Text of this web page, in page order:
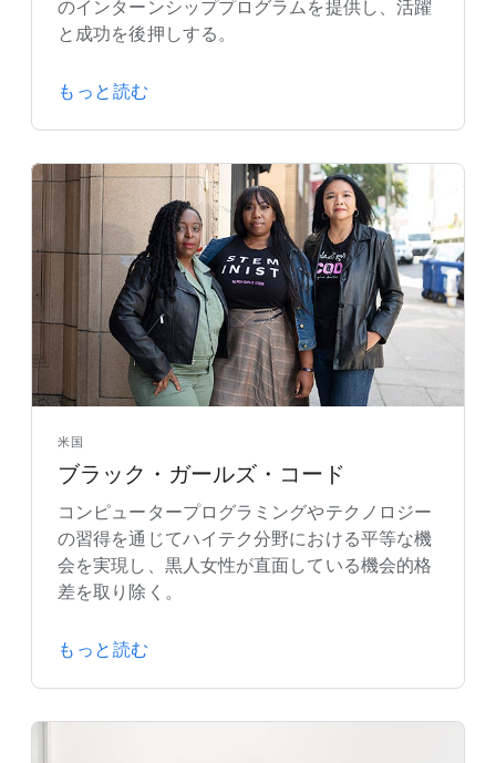
のインターンシッププログラムを提供し、活躍
と成功を後押しする。
もっと読む
米国
ブラック・ガールズ・コード
コンピュータープログラミングやテクノロジー
の習得を通じてハイテク分野における平等な機
会を実現し、黒人女性が直面している機会的格
差を取り除く。
もっと読む